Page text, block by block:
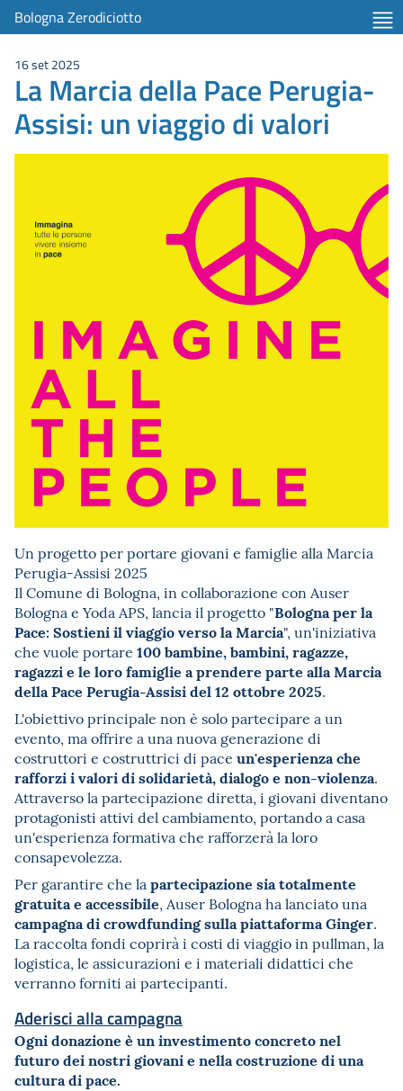
Bologna Zerodiciotto
16 set 2025
La Marcia della Pace Perugia-
Assisi: un viaggio di valori
Un progetto per portare giovani e famiglie alla Marcia
Perugia-Assisi 2025
Il Comune di Bologna, in collaborazione con Auser
Bologna e Yoda APS, lancia il progetto "Bologna per la
Pace: Sostieni il viaggio verso la Marcia", un'iniziativa
che vuole portare 100 bambine, bambini, ragazze,
ragazzi e le loro famiglie a prendere parte alla Marcia
della Pace Perugia-Assisi del 12 ottobre 2025.
L'obiettivo principale non è solo partecipare a un
evento, ma offrire a una nuova generazione di
costruttori e costruttrici di pace un'esperienza che
rafforzi i valori di solidarietà, dialogo e non-violenza.
Attraverso la partecipazione diretta, i giovani diventano
protagonisti attivi del cambiamento, portando a casa
un'esperienza formativa che rafforzerà la loro
consapevolezza.
Per garantire che la partecipazione sia totalmente
gratuita e accessibile, Auser Bologna ha lanciato una
campagna di crowdfunding sulla piattaforma Ginger.
La raccolta fondi coprirà i costi di viaggio in pullman, la
logistica, le assicurazioni e i materiali didattici che
verranno forniti ai partecipanti.
Aderisci alla campagna
Ogni donazione è un investimento concreto nel
futuro dei nostri giovani e nella costruzione di una
cultura di pace.